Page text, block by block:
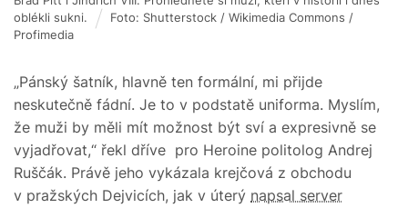
oblékli sukni.
Foto: Shutterstock / Wikimedia Commons /
Profimedia
„Pánský šatník, hlavně ten formální, mi přijde
neskutečně fádní. Je to v podstatě uniforma. Myslím,
že muži by měli mít možnost být sví a expresivně se
vyjadřovat,“ řekl dříve pro Heroine politolog Andrej
Ruščák. Právě jeho vykázala krejčová z obchodu
v pražských Dejvicích, jak v úterý napsal server